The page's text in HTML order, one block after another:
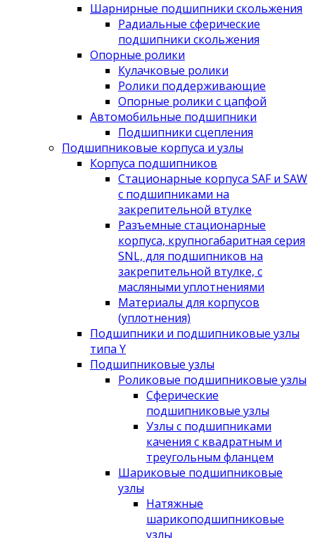
Шарнирные подшипники скольжения
Радиальные сферические
подшипники скольжения
Опорные ролики
Кулачковые ролики
Ролики поддерживающие
Опорные ролики с цапфой
Автомобильные подшипники
Подшипники сцепления
Подшипниковые корпуса и узлы
Корпуса подшипников
Стационарные корпуса SAF и SAW
с подшипниками на
закрепительной втулке
Разъемные стационарные
корпуса, крупногабаритная серия
SNL, для подшипников на
закрепительной втулке, с
масляными уплотнениями
Материалы для корпусов
(уплотнения)
Подшипники и подшипниковые узлы
типа Y
Подшипниковые узлы
Роликовые подшипниковые узлы
Сферические
подшипниковые узлы
Узлы с подшипниками
качения с квадратным и
треугольным фланцем
Шариковые подшипниковые
узлы
Натяжные
шарикоподшипниковые
узлы